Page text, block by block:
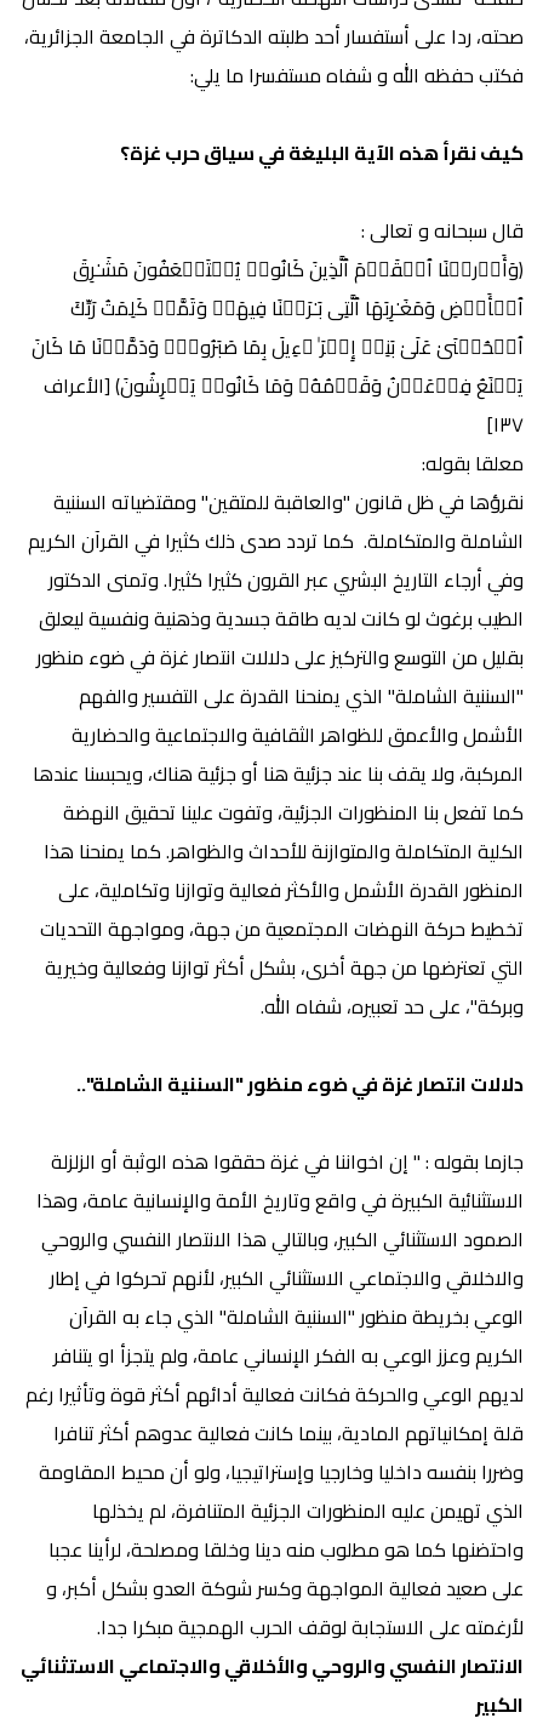
صحته، ردا على أستفسار أحد طلبته الدكاترة في الجامعة الجزائرية،
فكتب حفظه الله و شفاه مستفسرا ما يلي:
كيف نقرأ هذه الآية البليغة في سياق حرب غزة؟
قال سبحانه و تعالى :
﴿وَأَوۡرثۡنَا ٱلۡقَوۡمَ ٱلَّذِینَ كَانُوا۟ یُسۡتَضۡعَفُونَ مَشَـٰرِقَ
ٱلۡأَرۡضِ وَمَغَـٰرِبَهَا ٱلَّتِی بَـٰرَكۡنَا فِیهَاۖ وَتَمَّتۡ كَلِمَتُ رَبِّكَ
ٱلۡحُسۡنَىٰ عَلَىٰ بَنِیۤ إِسۡرَ ٰ⁠ۤءِیلَ بِمَا صَبَرُوا۟ۖ وَدَمَّرۡنَا مَا كَانَ
یَصۡنَعُ فِرۡعَوۡنُ وَقَوۡمُهُۥ وَمَا كَانُوا۟ یَعۡرِشُونَ﴾ [الأعراف
١٣٧]
معلقا بقوله:
نقرؤها في ظل قانون "والعاقبة للمتقين" ومقتضياته السننية
الشاملة والمتكاملة. كما تردد صدى ذلك كثيرا في القرآن الكريم
وفي أرجاء التاريخ البشري عبر القرون كثيرا كثيرا. وتمنى الدكتور
الطيب برغوث لو كانت لديه طاقة جسدية وذهنية ونفسية ليعلق
بقليل من التوسع والتركيز على دلالات انتصار غزة في ضوء منظور
"السننية الشاملة" الذي يمنحنا القدرة على التفسير والفهم
الأشمل والأعمق للظواهر الثقافية والاجتماعية والحضارية
المركبة، ولا يقف بنا عند جزئية هنا أو جزئية هناك، ويحبسنا عندها
كما تفعل بنا المنظورات الجزئية، وتفوت علينا تحقيق النهضة
الكلية المتكاملة والمتوازنة للأحداث والظواهر. كما يمنحنا هذا
المنظور القدرة الأشمل والأكثر فعالية وتوازنا وتكاملية، على
تخطيط حركة النهضات المجتمعية من جهة، ومواجهة التحديات
التي تعترضها من جهة أخرى، بشكل أكثر توازنا وفعالية وخيرية
وبركة"، على حد تعبيره، شفاه الله.
دلالات انتصار غزة في ضوء منظور "السننية الشاملة"..
جازما بقوله : " إن اخواننا في غزة حققوا هذه الوثبة أو الزلزلة
الاستثنائية الكبيرة في واقع وتاريخ الأمة والإنسانية عامة، وهذا
الصمود الاستثنائي الكبير، وبالتالي هذا الانتصار النفسي والروحي
والاخلاقي والاجتماعي الاستثنائي الكبير، لأنهم تحركوا في إطار
الوعي بخريطة منظور "السننية الشاملة" الذي جاء به القرآن
الكريم وعزز الوعي به الفكر الإنساني عامة، ولم يتجزأ او يتنافر
لديهم الوعي والحركة فكانت فعالية أدائهم أكثر قوة وتأثيرا رغم
قلة إمكانياتهم المادية، بينما كانت فعالية عدوهم أكثر تنافرا
وضررا بنفسه داخليا وخارجيا وإستراتيجيا، ولو أن محيط المقاومة
الذي تهيمن عليه المنظورات الجزئية المتنافرة، لم يخذلها
واحتضنها كما هو مطلوب منه دينا وخلقا ومصلحة، لرأينا عجبا
على صعيد فعالية المواجهة وكسر شوكة العدو بشكل أكبر، و
لأرغمته على الاستجابة لوقف الحرب الهمجية مبكرا جدا.
الانتصار النفسي والروحي والأخلاقي والاجتماعي الاستثنائي
الكبير